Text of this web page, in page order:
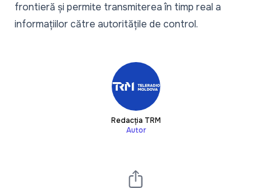
frontieră și permite transmiterea în timp real a
informațiilor către autoritățile de control.
Redacția TRM
Autor